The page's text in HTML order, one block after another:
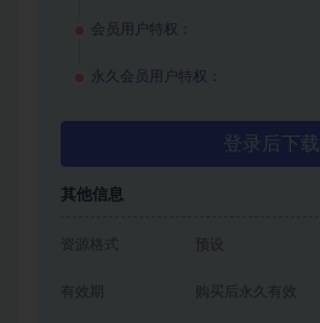
会员用户特权：
永久会员用户特权：
登录后下载
其他信息
资源格式 预设
有效期 购买后永久有效